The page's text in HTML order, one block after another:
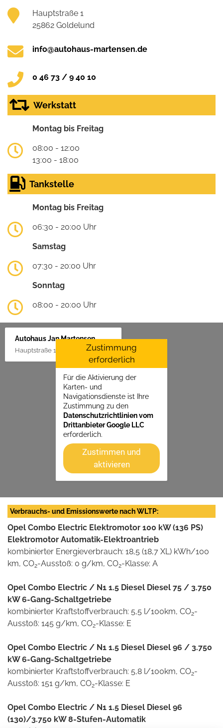
Hauptstraße 1
25862 Goldelund
info@autohaus-martensen.de
0 46 73 / 9 40 10
Werkstatt
Montag bis Freitag
08:00 - 12:00
13:00 - 18:00
Tankstelle
Montag bis Freitag
06:30 - 20:00 Uhr
Samstag
07:30 - 20:00 Uhr
Sonntag
08:00 - 20:00 Uhr
Autohaus Jan Martensen
Hauptstraße 1, 25862 GoldelundZustimmung
erforderlich
Für die Aktivierung der
Karten- und
Navigationsdienste ist Ihre
Zustimmung zu den
Datenschutzrichtlinien vom
Drittanbieter Google LLC
erforderlich.
Zustimmen und
aktivieren
Verbrauchs- und Emissionswerte nach WLTP:
Opel Combo Electric Elektromotor 100 kW (136 PS)
Elektromotor Automatik-Elektroantrieb
kombinierter Energieverbrauch: 18,5 (18,7 XL) kWh/100
km, CO2-Ausstoß: 0 g/km, CO2-Klasse: A
Opel Combo Electric / N1 1.5 Diesel Diesel 75 / 3.750
kW 6-Gang-Schaltgetriebe
kombinierter Kraftstoffverbrauch: 5,5 l/100km, CO2-
Ausstoß: 145 g/km, CO2-Klasse: E
Opel Combo Electric / N1 1.5 Diesel Diesel 96 / 3.750
kW 6-Gang-Schaltgetriebe
kombinierter Kraftstoffverbrauch: 5,8 l/100km, CO2-
Ausstoß: 151 g/km, CO2-Klasse: E
Opel Combo Electric / N1 1.5 Diesel Diesel 96
(130)/3.750 kW 8-Stufen-Automatik